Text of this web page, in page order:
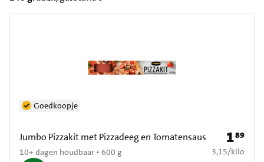
Jumbo Pizzakit met Pizzadeeg en Tomatensaus
10+ dagen houdbaar • 600 g
Goedkoopje
Prijs: €
189
€ 3,15 per kilo
3,15/kilo